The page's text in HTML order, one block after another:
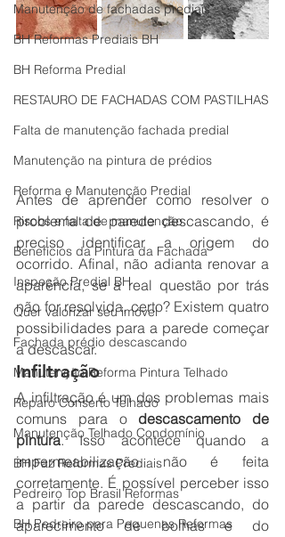
Manutenção de fachadas prediais
BH Reformas Prediais BH
BH Reforma Predial
RESTAURO DE FACHADAS COM PASTILHAS
Falta de manutenção fachada predial
Manutenção na pintura de prédios
Reforma e Manutenção Predial
Riscos e falta de manutenção
Benefícios da Pintura da Fachada
Inspeção Predial BH
Quer valorizar seu imóvel
Fachada prédio descascando
Manutenção Reforma Pintura Telhado
Reparo Conserto Telhado
Manutenção Telhado Condomínio
BH Faz Reformas Prediais
Pedreiro Top Brasil Reformas
BH Pedreiro para Pequenas Reformas
Antes de aprender como resolver o
problema de parede descascando, é
preciso identificar a origem do
ocorrido. Afinal, não adianta renovar a
aparência, se a real questão por trás
não for resolvida, certo? Existem quatro
possibilidades para a parede começar
a descascar.
Infiltração
A infiltração é um dos problemas mais
comuns para o descascamento de
pintura. Isso acontece quando a
impermeabilização não é feita
corretamente. É possível perceber isso
a partir da parede descascando, do
aparecimento de bolhas e do